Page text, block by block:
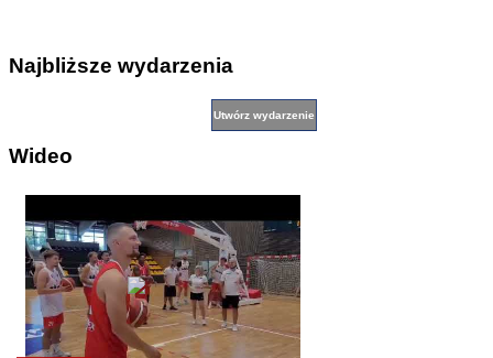
Najbliższe wydarzenia
Wideo